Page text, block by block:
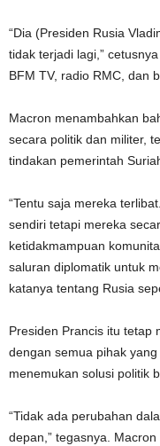
“Dia (Presiden Rusia
tidak terjadi lagi,”
BFM TV, radio RMC, dan
Macron menambahkan
secara politik dan militer,
tindakan pemerintah
“Tentu saja mereka
sendiri tetapi mereka
ketidakmampuan
saluran diplomatik untuk
katanya tentang Rusia
Presiden Prancis itu tetap
dengan semua pihak
menemukan solusi politik
“Tidak ada perubahan
depan,” tegasnya.